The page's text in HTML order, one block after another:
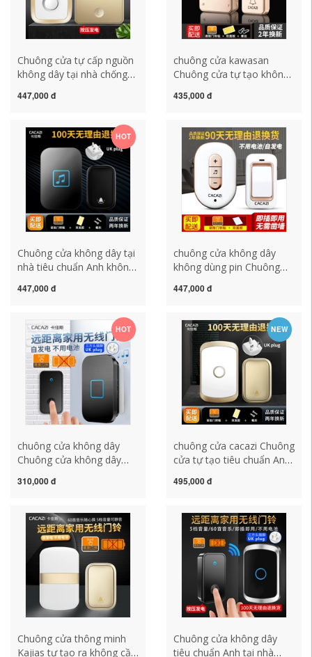
Chuông cửa tự cấp nguồn
không dây tại nhà chống
điện tử điều khiển từ xa
tin người già loại 86
chuong cua khong day
chuông cửa không dây
cao cấp
447,000 đ
chuông cửa kawasan
Chuông cửa tự tạo không
dùng pin điều khiển từ xa
gọi chuông cửa một đến
hai không thấm nước
chuông cửa không dây
chống nước pin chuông
cửa không dây
435,000 đ
HOT
Chuông cửa không dây tại
nhà tiêu chuẩn Anh không
nước không dùng pin điều
đến hai chuông cửa
kawasan chuông báo
khách không dây
447,000 đ
chuông cửa không dây
không dùng pin Chuông
dùng pin Động năng tại
người gọi đường dài từ
một đến hai đến ba
chuông báo không dây
chuông cửa không dây
chống nước
447,000 đ
HOT
chuông cửa không dây
Chuông cửa không dây
Chuông cửa thông minh
điều khiển từ xa chống
nước điện tử một đến hai
phong cách Anh chuông
cửa không dây xiaomi
chuông kawasan
310,000 đ
NEW
chuông cửa cacazi Chuông
cửa tự tạo tiêu chuẩn Anh
dùng pin Điện tử thông
Chuông cửa đường dài
Người gọi chuông giá
chuông cửa không dây
chuông cửa có dây
panasonic
495,000 đ
Chuông cửa thông minh
Kajias tự tạo ra không cần
Chuông cửa không dây
tiêu chuẩn Anh tại nhà